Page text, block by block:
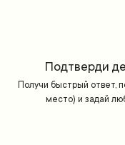
Подтверди
Получи быстрый ответ,
место) и задай